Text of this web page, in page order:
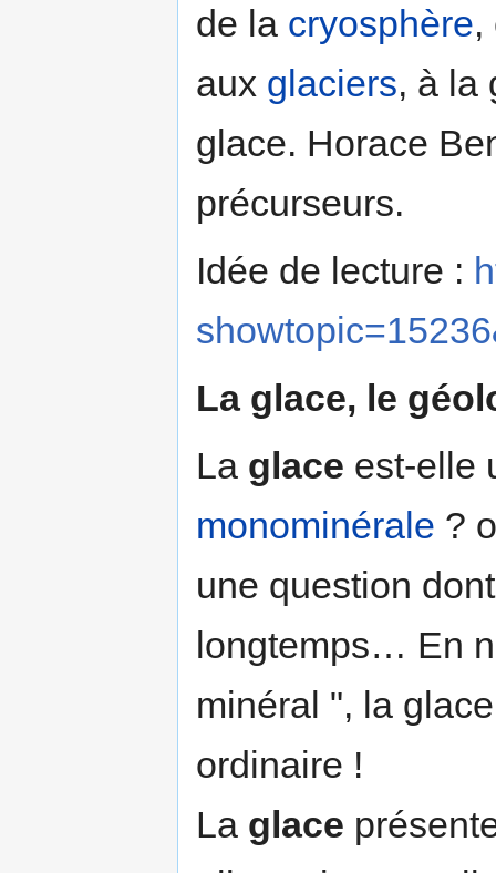
de la cryosphère,
aux glaciers, à la
glace. Horace
précurseurs.
Idée de lecture :
La glace, le
La glace est-elle
monominérale ?
une question
longtemps… En
minéral ", la
ordinaire !
La glace